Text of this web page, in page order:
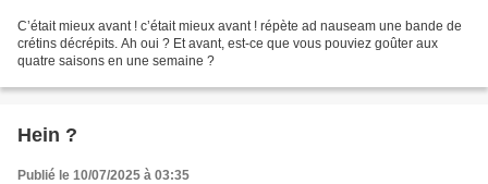
C’était mieux avant ! c’était mieux avant ! répète ad nauseam une bande de
crétins décrépits. Ah oui ? Et avant, est-ce que vous pouviez goûter aux
quatre saisons en une semaine ?
Hein ?
Publié le 10/07/2025 à 03:35